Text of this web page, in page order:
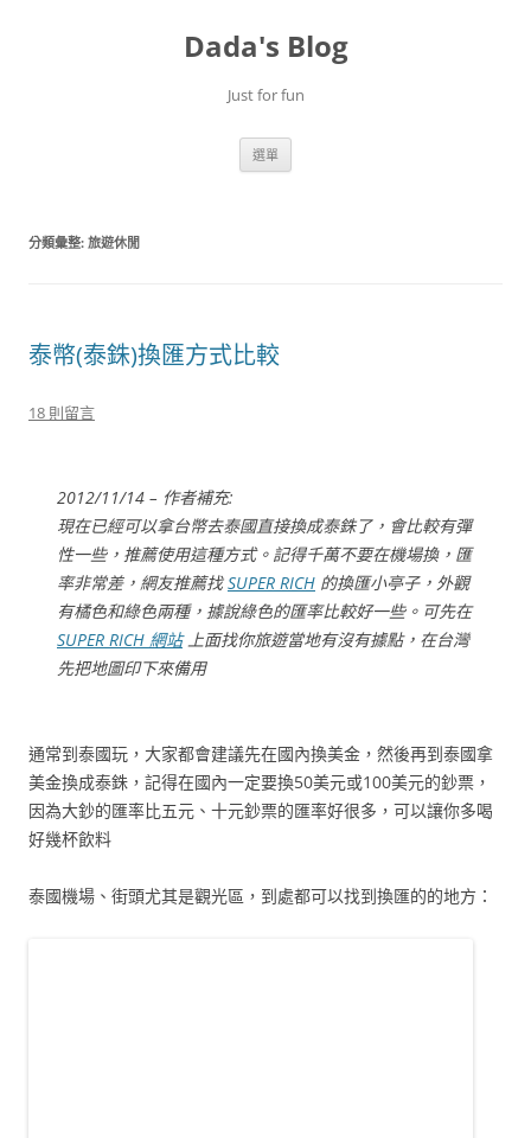
Dada's Blog
Just for fun
選單
分類彙整: 旅遊休閒
泰幣(泰銖)換匯方式比較
18 則留言
2012/11/14 – 作者補充:
現在已經可以拿台幣去泰國直接換成泰銖了，會比較有彈
性一些，推薦使用這種方式。記得千萬不要在機場換，匯
率非常差，網友推薦找SUPER RICH 的換匯小亭子，外觀
有橘色和綠色兩種，據說綠色的匯率比較好一些。可先在
SUPER RICH 網站上面找你旅遊當地有沒有據點，在台灣
先把地圖印下來備用
通常到泰國玩，大家都會建議先在國內換美金，然後再到泰國拿
美金換成泰銖，記得在國內一定要換50美元或100美元的鈔票，
因為大鈔的匯率比五元、十元鈔票的匯率好很多，可以讓你多喝
好幾杯飲料
泰國機場、街頭尤其是觀光區，到處都可以找到換匯的的地方：